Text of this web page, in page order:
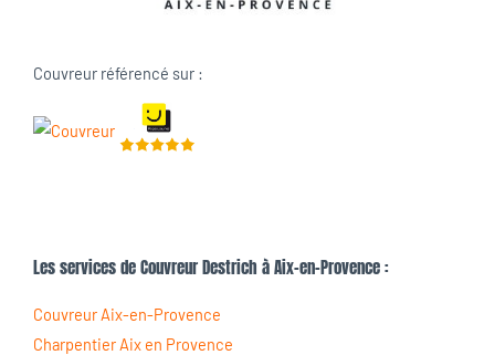
Couvreur référencé sur :
Les services de Couvreur Destrich à Aix-en-Provence :
Couvreur Aix-en-Provence
Charpentier Aix en Provence